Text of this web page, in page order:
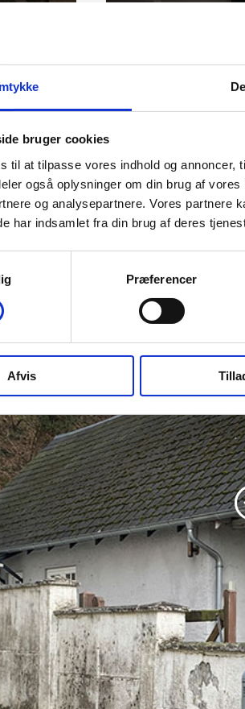
bruger cookies
til at tilpasse vores indhold og
også oplysninger om din brug af
og analysepartnere. Vores partnere
har indsamlet fra din brug af deres
Præferencer
Afvis
FØR